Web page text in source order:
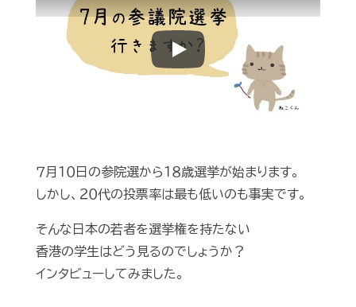
Play
７月１０日の参院選から１８歳選挙が始まります。
しかし、２０代の投票率は最も低いのも事実です。
そんな日本の若者を選挙権を持たない
香港の学生はどう見るのでしょうか？
インタビューしてみました。